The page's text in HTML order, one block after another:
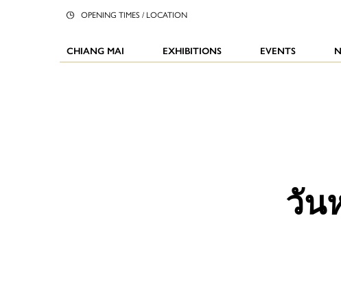
OPENING TIMES / LOCATION
CHIANG MAI EXHIBITIONS EVENTS
วัน